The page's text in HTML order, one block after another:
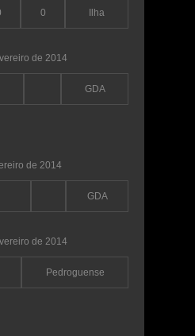
0 Ilha
de 2014
GDA
de 2014
GDA
de 2014
Pedroguense